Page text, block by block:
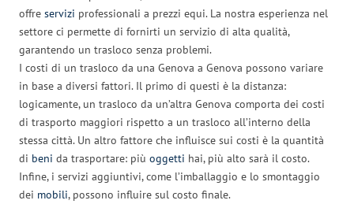
offre servizi professionali a prezzi equi. La nostra esperienza nel
settore ci permette di fornirti un servizio di alta qualità,
garantendo un trasloco senza problemi.
I costi di un trasloco da una Genova a Genova possono variare
in base a diversi fattori. Il primo di questi è la distanza:
logicamente, un trasloco da un’altra Genova comporta dei costi
di trasporto maggiori rispetto a un trasloco all’interno della
stessa città. Un altro fattore che influisce sui costi è la quantità
di beni da trasportare: più oggetti hai, più alto sarà il costo.
Infine, i servizi aggiuntivi, come l’imballaggio e lo smontaggio
dei mobili, possono influire sul costo finale.